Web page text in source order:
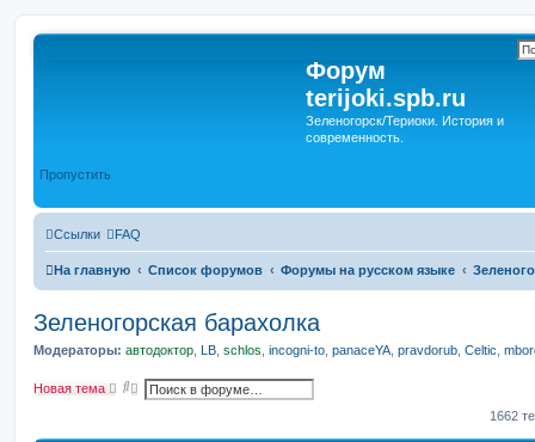
Форум
terijoki.spb.ru
Зеленогорск/Териоки. История и
современность.
Пропустить
Ссылки FAQ
На главную Список форумов Форумы на русском языке
Зеленогорская барахолка
Модераторы: автодоктор LB schlos incogni-to panaceYA pravdorub Celtic
Новая тема
П
1662